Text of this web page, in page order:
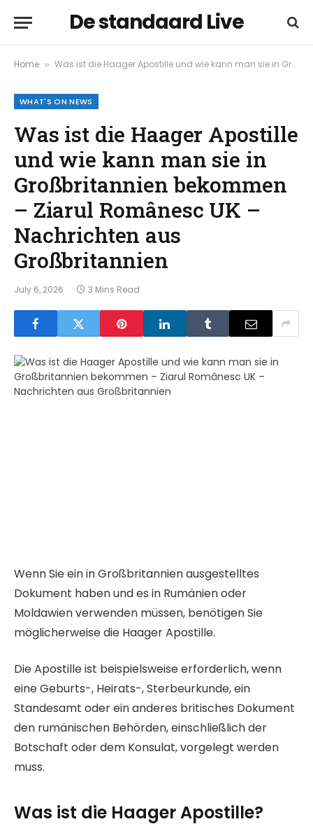
De standaard Live
Home » Was ist die Haager Apostille und wie kann man sie in Großbritannien bekommen – Ziarul Românesc UK – Nachrichten aus Großbritannien
WHAT'S ON NEWS
Was ist die Haager Apostille
und wie kann man sie in
Großbritannien bekommen
– Ziarul Românesc UK –
Nachrichten aus
Großbritannien
July 6, 2026 3 Mins Read
Wenn Sie ein in Großbritannien ausgestelltes
Dokument haben und es in Rumänien oder
Moldawien verwenden müssen, benötigen Sie
möglicherweise die Haager Apostille.
Die Apostille ist beispielsweise erforderlich, wenn
eine Geburts-, Heirats-, Sterbeurkunde, ein
Standesamt oder ein anderes britisches Dokument
den rumänischen Behörden, einschließlich der
Botschaft oder dem Konsulat, vorgelegt werden
muss.
Was ist die Haager Apostille?